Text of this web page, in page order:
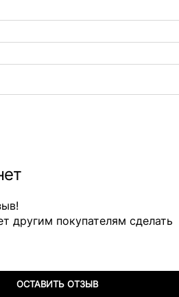
другим покупателям сделать
ОСТАВИТЬ ОТЗЫВ